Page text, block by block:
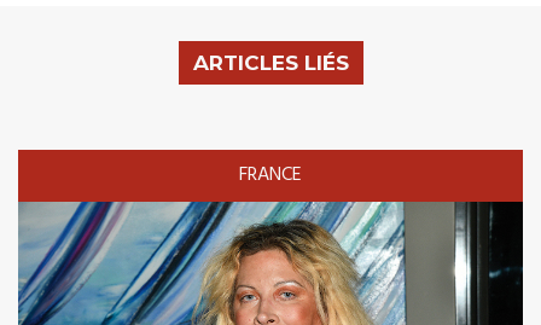
ARTICLES LIÉS
FRANCE